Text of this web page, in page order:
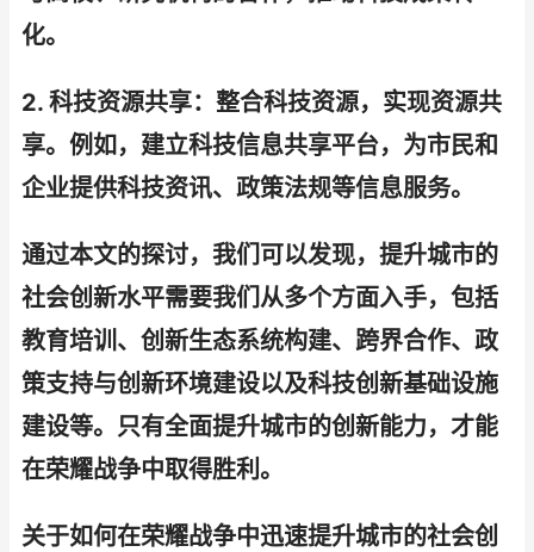
化。
2. 科技资源共享：整合科技资源，实现资源共
享。例如，建立科技信息共享平台，为市民和
企业提供科技资讯、政策法规等信息服务。
通过本文的探讨，我们可以发现，提升城市的
社会创新水平需要我们从多个方面入手，包括
教育培训、创新生态系统构建、跨界合作、政
策支持与创新环境建设以及科技创新基础设施
建设等。只有全面提升城市的创新能力，才能
在荣耀战争中取得胜利。
关于如何在荣耀战争中迅速提升城市的社会创